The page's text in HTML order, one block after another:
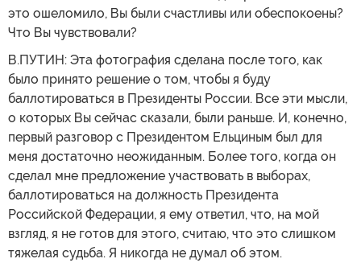
это ошеломило, Вы были счастливы или обеспокоены?
Что Вы чувствовали?
В.ПУТИН: Эта фотография сделана после того, как
было принято решение о том, чтобы я буду
баллотироваться в Президенты России. Все эти мысли,
о которых Вы сейчас сказали, были раньше. И, конечно,
первый разговор с Президентом Ельциным был для
меня достаточно неожиданным. Более того, когда он
сделал мне предложение участвовать в выборах,
баллотироваться на должность Президента
Российской Федерации, я ему ответил, что, на мой
взгляд, я не готов для этого, считаю, что это слишком
тяжелая судьба. Я никогда не думал об этом.